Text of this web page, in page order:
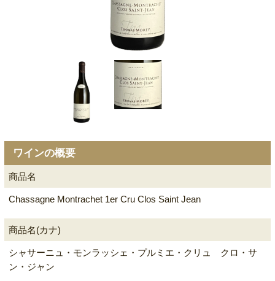
ワインの概要
商品名
Chassagne Montrachet 1er Cru Clos Saint Jean
商品名(カナ)
シャサーニュ・モンラッシェ・プルミエ・クリュ クロ・サ
ン・ジャン